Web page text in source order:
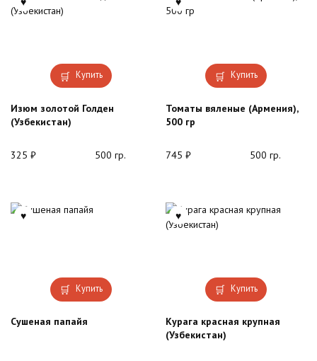
Купить
Изюм золотой Голден
(Узбекистан)
325 ₽ 500 гр.
Купить
Томаты вяленые (Армения),
500 гр
745 ₽ 500 гр.
Купить
Сушеная папайя
Купить
Курага красная крупная
(Узбекистан)